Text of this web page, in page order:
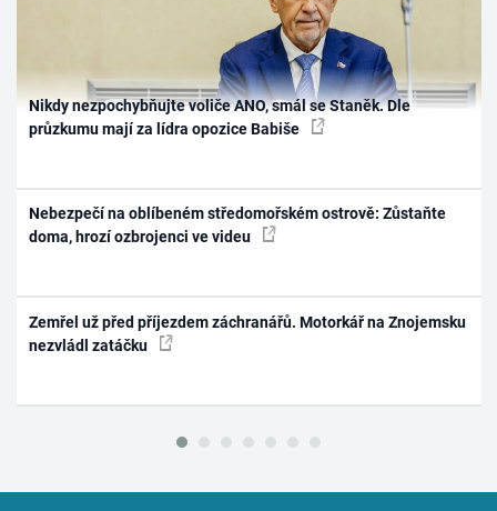
Nikdy nezpochybňujte voliče ANO, smál se Staněk. Dle
průzkumu mají za lídra opozice Babiše
Nebezpečí na oblíbeném středomořském ostrově: Zůstaňte
doma, hrozí ozbrojenci ve videu
Zemřel už před příjezdem záchranářů. Motorkář na Znojemsku
nezvládl zatáčku